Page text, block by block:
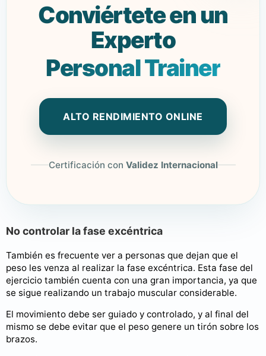
Conviértete en un
Experto
Personal Trainer
ALTO RENDIMIENTO ONLINE
Certificación con Validez Internacional
No controlar la fase excéntrica
También es frecuente ver a personas que dejan que el
peso les venza al realizar la fase excéntrica. Esta fase del
ejercicio también cuenta con una gran importancia, ya que
se sigue realizando un trabajo muscular considerable.
El movimiento debe ser guiado y controlado, y al final del
mismo se debe evitar que el peso genere un tirón sobre los
brazos.